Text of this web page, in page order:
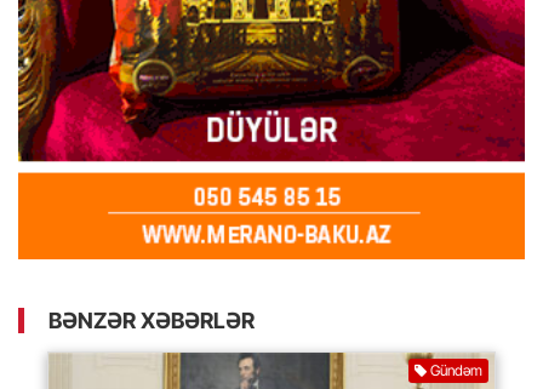
BƏNZƏR XƏBƏRLƏR
Gündəm